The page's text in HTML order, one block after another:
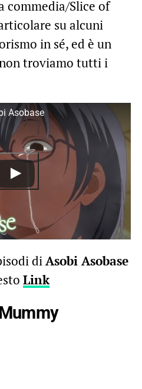
commedia/Slice of
su alcuni
in sé, ed è un
troviamo tutti i
Asobase
diAsobi Asobase
Link